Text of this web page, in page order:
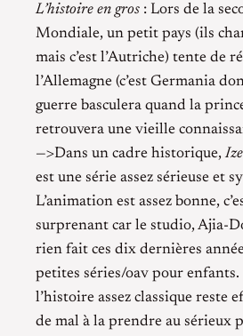
L’histoire en gros : Lors de la
Mondiale, un petit pays (ils
mais c’est l’Autriche) tente de
l’Allemagne (c’est Germania
guerre basculera quand la
retrouvera une vieille
—>Dans un cadre historique,
est une série assez sérieuse et
L’animation est assez bonne,
surprenant car le studio, Ajia-
rien fait ces dix dernières
petites séries/oav pour enfants.
l’histoire assez classique reste
de mal à la prendre au sérieux